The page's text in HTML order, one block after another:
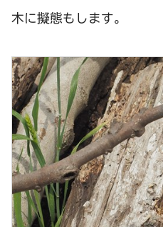
木に擬態もします。